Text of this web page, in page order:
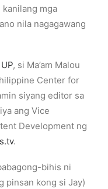
kanilang mga
nila nagagawang
, si Ma’am Malou
Center for
siyang editor sa
ang Vice
Development ng
.
bihis ni
pinsan kong si Jay)